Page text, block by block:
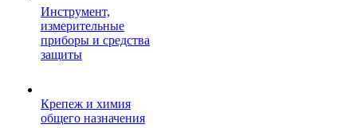
Инструмент,
измерительные
приборы и средства
защиты
Крепеж и химия
общего назначения